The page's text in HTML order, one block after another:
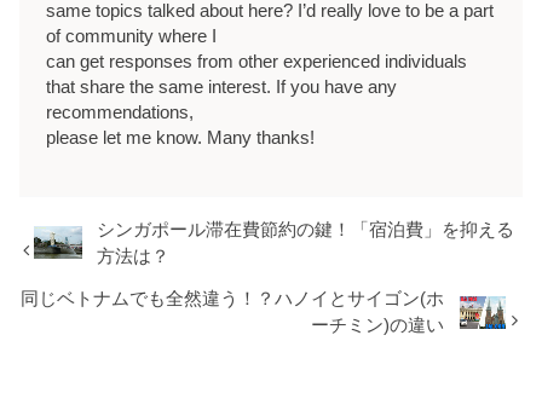
same topics talked about here? I’d really love to be a part
of community where I
can get responses from other experienced individuals
that share the same interest. If you have any
recommendations,
please let me know. Many thanks!
シンガポール滞在費節約の鍵！「宿泊費」を抑える
方法は？
同じベトナムでも全然違う！？ハノイとサイゴン(ホ
ーチミン)の違い